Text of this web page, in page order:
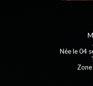
Née le 04